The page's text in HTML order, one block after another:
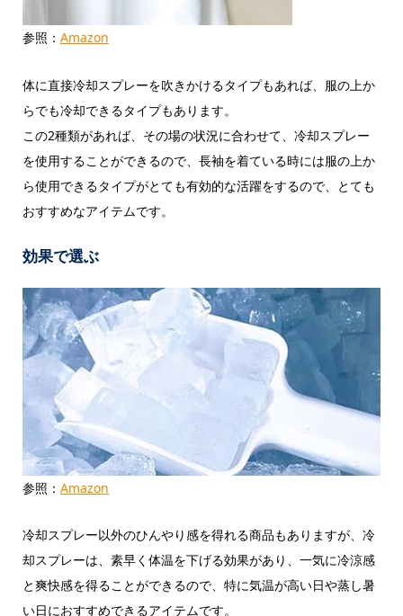
参照： Amazon
体に直接冷却スプレーを吹きかけるタイプもあれば、服の上か
らでも冷却できるタイプもあります。
この2種類があれば、その場の状況に合わせて、冷却スプレー
を使用することができるので、長袖を着ている時には服の上か
ら使用できるタイプがとても有効的な活躍をするので、とても
おすすめなアイテムです。
効果で選ぶ
参照： Amazon
冷却スプレー以外のひんやり感を得れる商品もありますが、冷
却スプレーは、素早く体温を下げる効果があり、一気に冷涼感
と爽快感を得ることができるので、特に気温が高い日や蒸し暑
い日におすすめできるアイテムです。